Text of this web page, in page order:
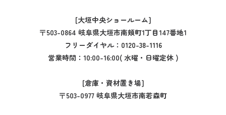
[大垣中央ショールーム]
〒503-0864 岐阜県大垣市南頬町1丁目147番地1
フリーダイヤル： 0120-38-1116
営業時間：10:00-16:00( 水曜・日曜定休 )
[倉庫・資材置き場]
〒503-0977 岐阜県大垣市南若森町